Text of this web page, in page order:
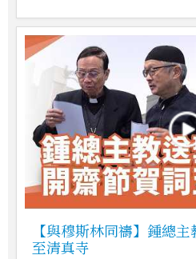
【與穆斯林同禱】鍾總
至清真寺